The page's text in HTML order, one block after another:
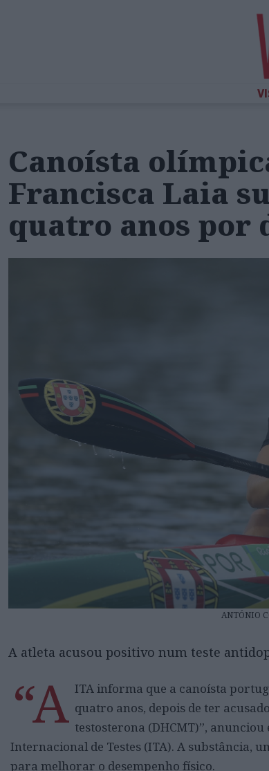
Canoísta
Francisca Laia
quatro anos por
ANTÓNIO
A atleta acusou positivo num teste
“A ITA informa que a canoísta
quatro anos, depois de ter
testosterona (DHCMT)”,
Internacional de Testes (ITA). A substância,
para melhorar o desempenho físico.